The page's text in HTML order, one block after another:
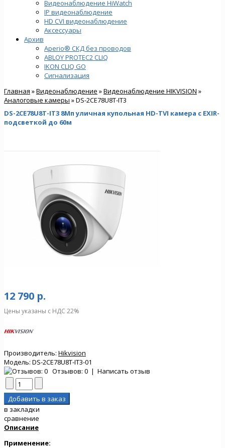
Видеонаблюдение HiWatch
IP видеонаблюдение
HD CVI видеонаблюдение
Аксессуары
Архив
Aperio® СКД без проводов
ABLOY PROTEC2 CLIQ
IKON CLIQ GO
Сигнализация
Главная »Видеонаблюдение »Видеонаблюдение HIKVISION »
Аналоговые камеры » DS-2CE78U8T-IT3
DS-2CE78U8T-IT3 8Мп уличная купольная HD-TVI камера с EXIR-
подсветкой до 60м
12 790 р.
Цены указаны с НДС 22%
Производитель: Hikvision
Модель: DS-2CE78U8T-IT3-01
Отзывов: 0 | Написать отзыв
в закладки
сравнение
Описание
Применение: